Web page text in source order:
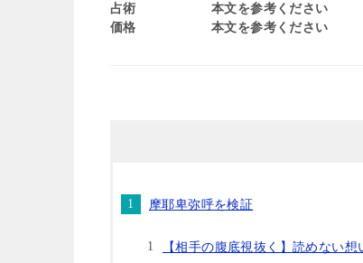
占術
本文を参考ください
価格
本文を参考ください
摩耶卑弥呼を検証
【相手の腹底視抜く】読めない